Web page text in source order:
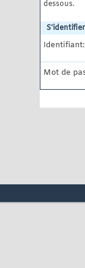
dessous.
S'identifier
Identifiant:
Mot de